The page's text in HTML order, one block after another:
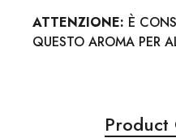
ATTENZIONE: È
QUESTO AROMA PER
Product